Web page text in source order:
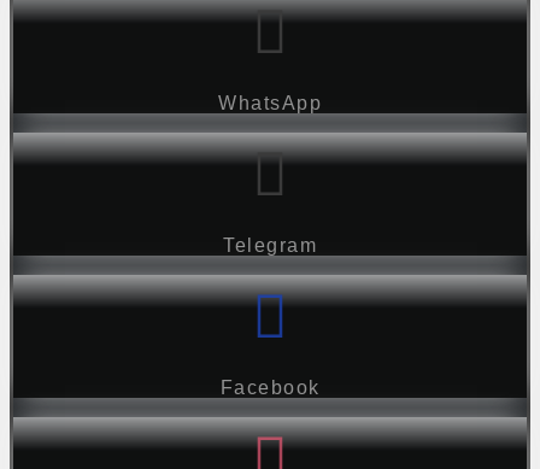
WhatsApp
Telegram
Facebook